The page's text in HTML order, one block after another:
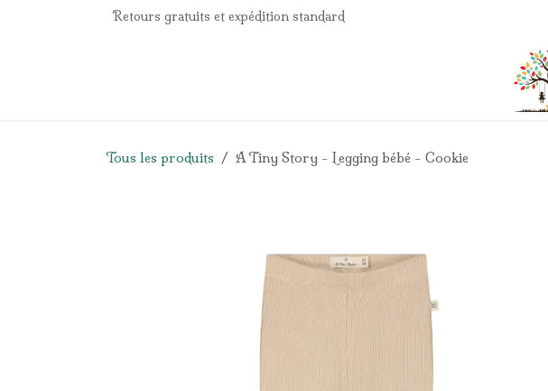
Se rendre au contenuRetours gratuits et expédition standard
Contact
Tous les produits A Tiny Story - Legging bébé - Cookie